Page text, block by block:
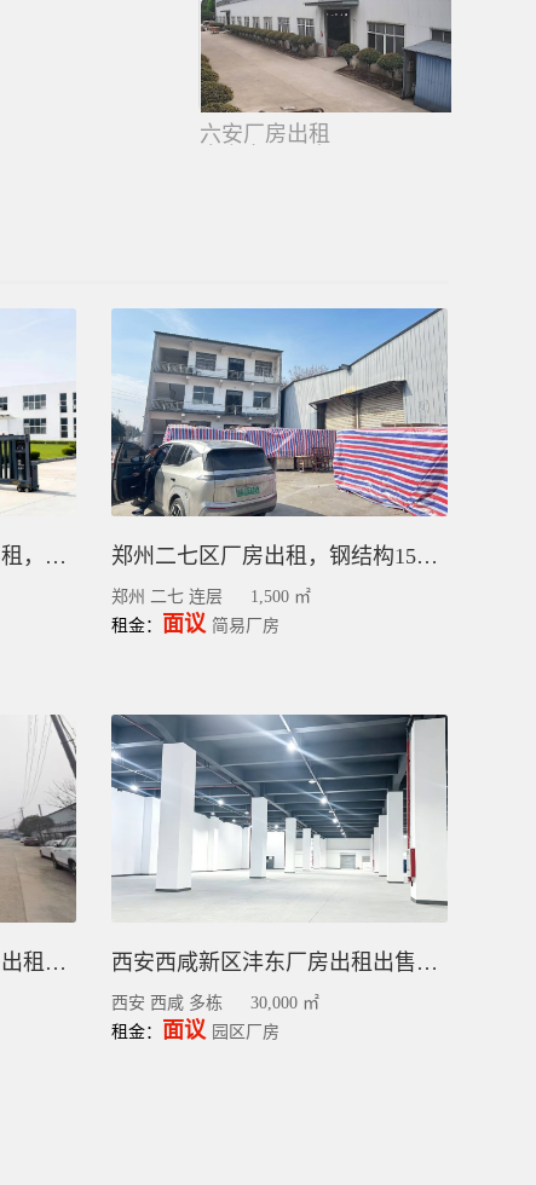
六安厂房出租
东营经济开发区独栋厂房出租，层高8-12米+带办公楼，可环评，可分租，3000平 郑州二七区厂房出租，钢结构1500平
郑州 二七 连层
1,500 ㎡
租金： 面议 简易厂房
徐州鼓楼区秦洪桥单层厂房出租，钢结构500-1650平米（可分租） ​西安西咸新区沣东厂房出租出售，3万平，灵活分割，食品加工全业态
西安 西咸 多栋
30,000 ㎡
租金： 面议 园区厂房